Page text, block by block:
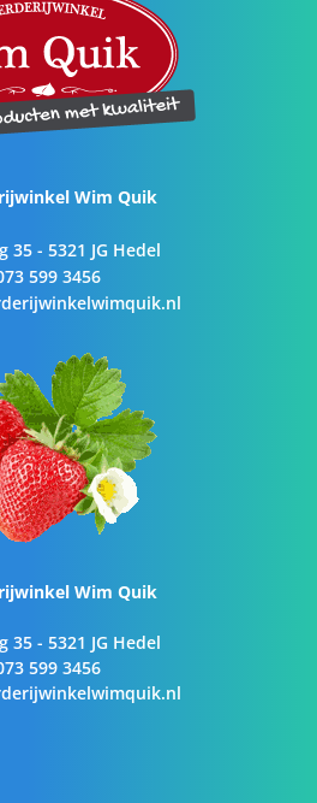
Wim Quik
35 - 5321 JG Hedel
599 3456
Wim Quik
35 - 5321 JG Hedel
599 3456